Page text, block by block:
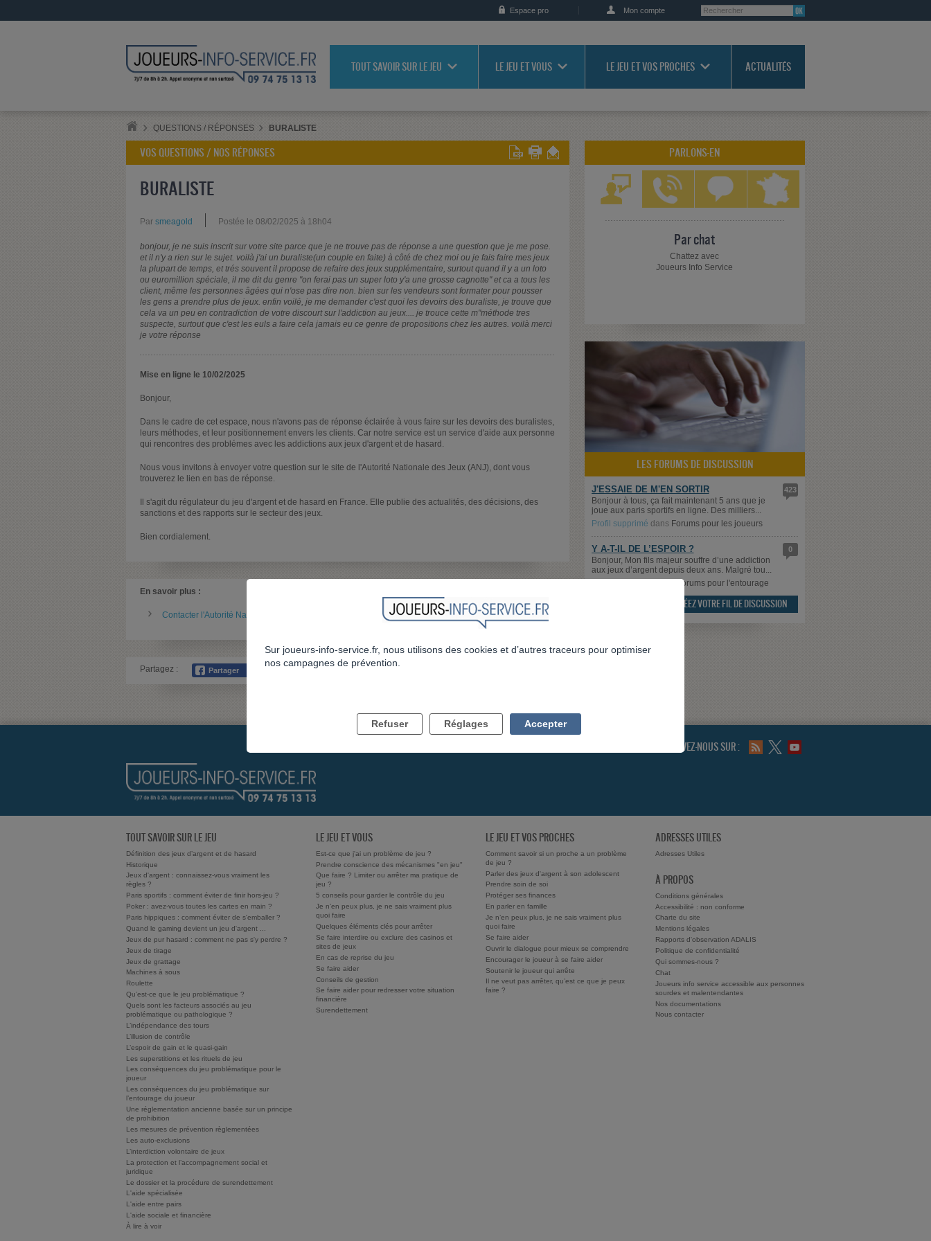
Espace pro Mon compte
TOUT SAVOIR SUR LE JEU LE JEU ET VOUS LE JEU ET VOS PROCHES ACTUALITÉS
QUESTIONS / RÉPONSES BURALISTE
VOS QUESTIONS / NOS RÉPONSES
BURALISTE
Par smeagold Postée le 08/02/2025 à 18h04
bonjour, je ne suis inscrit sur votre site parce que je ne trouve pas de réponse a une question que je me pose.
et il n'y a rien sur le sujet. voilà j'ai un buraliste(un couple en faite) à côté de chez moi ou je fais faire mes jeux
la plupart de temps, et trés souvent il propose de refaire des jeux supplémentaire, surtout quand il y a un loto
ou euromillion spéciale, il me dit du genre "on ferai pas un super loto y'a une grosse cagnotte" et ca a tous les
client, même les personnes âgées qui n'ose pas dire non. bien sur les vendeurs sont formater pour pousser
les gens a prendre plus de jeux. enfin voilé, je me demander c'est quoi les devoirs des buraliste, je trouve que
cela va un peu en contradiction de votre discourt sur l'addiction au jeux.... je trouce cette m"méthode tres
suspecte, surtout que c'est les euls a faire cela jamais eu ce genre de propositions chez les autres. voilà merci
je votre réponse
Mise en ligne le 10/02/2025
Bonjour,
Dans le cadre de cet espace, nous n'avons pas de réponse éclairée à vous faire sur les devoirs des buralistes,
leurs méthodes, et leur positionnement envers les clients. Car notre service est un service d'aide aux personne
qui rencontres des problémes avec les addictions aux jeux d'argent et de hasard.
Nous vous invitons à envoyer votre question sur le site de l'Autorité Nationale des Jeux (ANJ), dont vous
trouverez le lien en bas de réponse.
Il s'agit du régulateur du jeu d'argent et de hasard en France. Elle publie des actualités, des décisions, des
sanctions et des rapports sur le secteur des jeux.
Bien cordialement.
En savoir plus :
Contacter l'Autorité Nationale des Jeux (ANJ)
Partagez :
RETOUR À LA LISTE
PARLONS-EN
Par chat
Chattez avec
Joueurs Info Service
LES FORUMS DE DISCUSSION
423
J'ESSAIE DE M'EN SORTIR
Bonjour à tous, ça fait maintenant 5 ans que je
joue aux paris sportifs en ligne. Des milliers...
Profil supprimé dans Forums pour les joueurs
0
Y A-T-IL DE L’ESPOIR ?
Bonjour, Mon fils majeur souffre d’une addiction
aux jeux d’argent depuis deux ans. Malgré tou...
Forums pour l'entourage
CRÉEZ VOTRE FIL DE DISCUSSION
SUIVEZ-NOUS SUR :
TOUT SAVOIR SUR LE JEU
Définition des jeux d’argent et de hasard
Historique
Jeux d'argent : connaissez-vous vraiment les
règles ?
Paris sportifs : comment éviter de finir hors-jeu ?
Poker : avez-vous toutes les cartes en main ?
Paris hippiques : comment éviter de s'emballer ?
Quand le gaming devient un jeu d'argent ...
Jeux de pur hasard : comment ne pas s'y perdre ?
Jeux de tirage
Jeux de grattage
Machines à sous
Roulette
Qu’est-ce que le jeu problématique ?
Quels sont les facteurs associés au jeu
problématique ou pathologique ?
L’indépendance des tours
L’illusion de contrôle
L’espoir de gain et le quasi-gain
Les superstitions et les rituels de jeu
Les conséquences du jeu problématique pour le
joueur
Les conséquences du jeu problématique sur
l’entourage du joueur
Une réglementation ancienne basée sur un principe
de prohibition
Les mesures de prévention règlementées
Les auto-exclusions
L’interdiction volontaire de jeux
La protection et l’accompagnement social et
juridique
Le dossier et la procédure de surendettement
L'aide spécialisée
L'aide entre pairs
L'aide sociale et financière
À lire à voir
LE JEU ET VOUS
Est-ce que j'ai un problème de jeu ?
Prendre conscience des mécanismes "en jeu"
Que faire ? Limiter ou arrêter ma pratique de
jeu ?
5 conseils pour garder le contrôle du jeu
Je n’en peux plus, je ne sais vraiment plus
quoi faire
Quelques éléments clés pour arrêter
Se faire interdire ou exclure des casinos et
sites de jeux
En cas de reprise du jeu
Se faire aider
Conseils de gestion
Se faire aider pour redresser votre situation
financière
Surendettement
LE JEU ET VOS PROCHES
Comment savoir si un proche a un problème
de jeu ?
Parler des jeux d'argent à son adolescent
Prendre soin de soi
Protéger ses finances
En parler en famille
Je n’en peux plus, je ne sais vraiment plus
quoi faire
Se faire aider
Ouvrir le dialogue pour mieux se comprendre
Encourager le joueur à se faire aider
Soutenir le joueur qui arrête
Il ne veut pas arrêter, qu’est ce que je peux
faire ?
ADRESSES UTILES
Adresses Utiles
À PROPOS
Conditions générales
Accessibilité : non conforme
Charte du site
Mentions légales
Rapports d'observation ADALIS
Politique de confidentialité
Qui sommes-nous ?
Chat
Joueurs info service accessible aux personnes
sourdes et malentendantes
Nos documentations
Nous contacter
Sur joueurs-info-service.fr, nous utilisons des cookies et d’autres traceurs pour optimiser
nos campagnes de prévention.
Refuser Réglages Accepter